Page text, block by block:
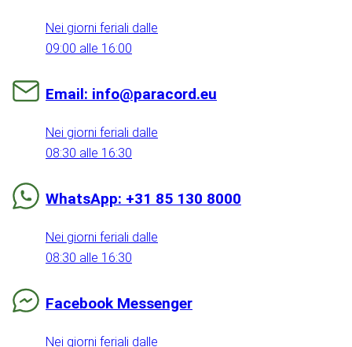
Nei giorni feriali dalle
09:00 alle 16:00
Email: info@paracord.eu
Nei giorni feriali dalle
08:30 alle 16:30
WhatsApp: +31 85 130 8000
Nei giorni feriali dalle
08:30 alle 16:30
Facebook Messenger
Nei giorni feriali dalle